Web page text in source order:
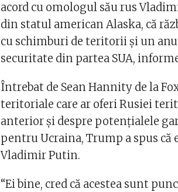
acord cu omologul său rus
din statul american Alaska, că
cu schimburi de teritorii şi un
securitate din partea SUA,
Întrebat de Sean Hannity de la
teritoriale care ar oferi Rusiei
anterior şi despre potenţialele
pentru Ucraina, Trump a spus că
Vladimir Putin.
“Ei bine, cred că acestea sunt